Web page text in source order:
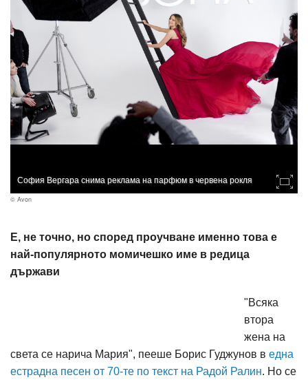
София Вергара снима реклама на парфюм в червена рокля
© Avon
Е, не точно, но според проучване именно това е
най-популярното момичешко име в редица
държави
"Всяка
втора
жена на
света се нарича Мария", пееше Борис Гуджунов в една
естрадна песен от 70-те по текст на Радой Ралин. Но се